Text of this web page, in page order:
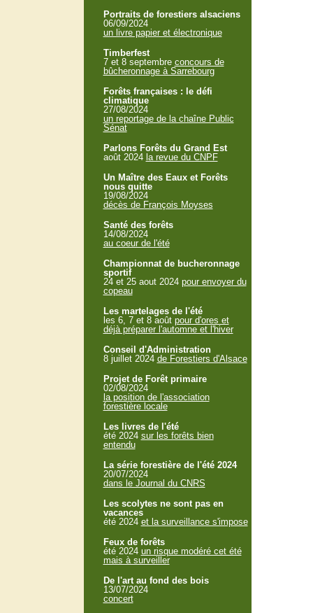
Portraits de forestiers alsaciens
06/09/2024
un livre papier et électronique
Timberfest
7 et 8 septembre concours de
bûcheronnage à Sarrebourg
Forêts françaises : le défi
climatique
27/08/2024
un reportage de la chaîne Public
Sénat
Parlons Forêts du Grand Est
août 2024 la revue du CNPF
Un Maître des Eaux et Forêts
nous quitte
19/08/2024
décès de François Moyses
Santé des forêts
14/08/2024
au coeur de l'été
Championnat de bucheronnage
sportif
24 et 25 aout 2024 pour envoyer du
copeau
Les martelages de l'été
les 6, 7 et 8 août pour d'ores et
déjà préparer l'automne et l'hiver
Conseil d'Administration
8 juillet 2024 de Forestiers d'Alsace
Projet de Forêt primaire
02/08/2024
la position de l'association
forestière locale
Les livres de l'été
été 2024 sur les forêts bien
entendu
La série forestière de l'été 2024
20/07/2024
dans le Journal du CNRS
Les scolytes ne sont pas en
vacances
été 2024 et la surveillance s'impose
Feux de forêts
été 2024 un risque modéré cet été
mais à surveiller
De l'art au fond des bois
13/07/2024
concert